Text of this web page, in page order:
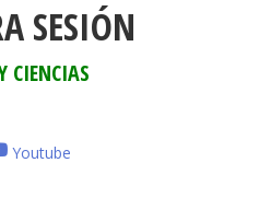
SESIÓN
CIENCIAS
Youtube